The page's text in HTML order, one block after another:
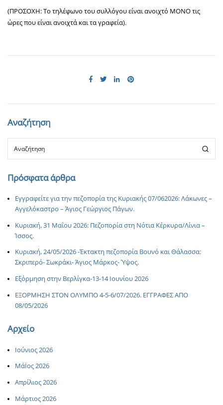
(ΠΡΟΣΟΧΗ: Το τηλέφωνο του συλλόγου είναι ανοιχτό ΜΟΝΟ τις
ώρες που είναι ανοιχτά και τα γραφεία).
Αναζήτηση
Πρόσφατα άρθρα
Εγγραφείτε για την πεζοπορία της Κυριακής 07/062026: Λάκωνες –
Αγγελόκαστρο – Άγιος Γεώργιος Πάγων.
Κυριακή, 31 Μαΐου 2026: Πεζοπορία στη Νότια Κέρκυρα/Λίνια –
Ίσσος.
Κυριακή, 24/05/2026 -Έκτακτη πεζοπορία Βουνό και Θάλασσα:
Σκριπερό- Σωκράκι- Άγιος Μάρκος- Ύψος.
Εξόρμηση στην Βερλίγκα-13-14 Ιουνίου 2026
ΕΞΟΡΜΗΣΗ ΣΤΟΝ ΟΛΥΜΠΟ 4-5-6/07/2026. ΕΓΓΡΑΦΕΣ ΑΠΟ
08/05/2026
Αρχείο
Ιούνιος 2026
ΜάΪος 2026
Απρίλιος 2026
Μάρτιος 2026